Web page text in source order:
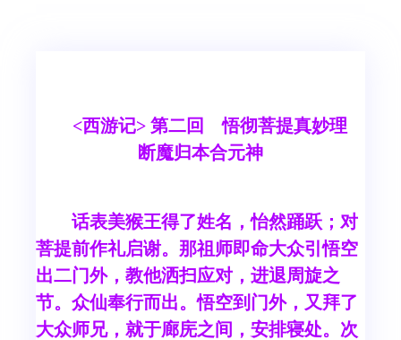
<西游记> 第二回 悟彻菩提真妙理
断魔归本合元神
话表美猴王得了姓名，怡然踊跃；对
菩提前作礼启谢。那祖师即命大众引悟空
出二门外，教他洒扫应对，进退周旋之
节。众仙奉行而出。悟空到门外，又拜了
大众师兄，就于廊庑之间，安排寝处。次